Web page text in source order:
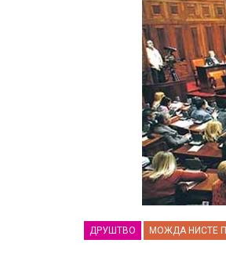
ДРУШТВО